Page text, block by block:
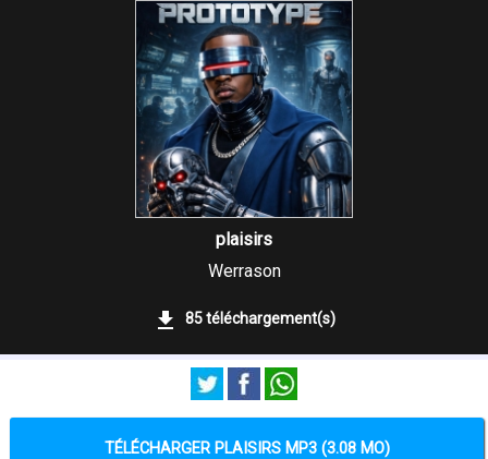
plaisirs
Werrason
85 téléchargement(s)
TÉLÉCHARGER PLAISIRS MP3 (3.08 MO)